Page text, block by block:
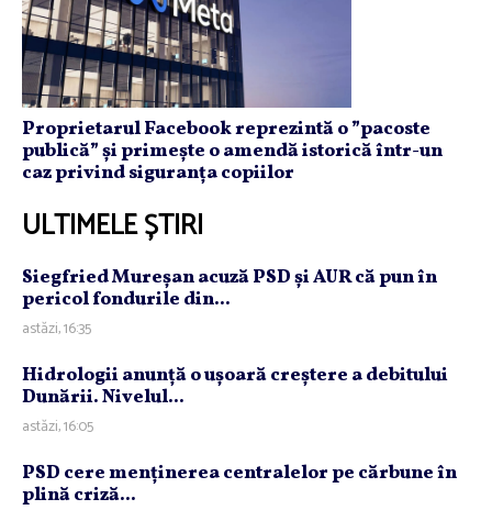
Proprietarul Facebook reprezintă o ”pacoste
publică” și primește o amendă istorică într-un
caz privind siguranța copiilor
ULTIMELE ȘTIRI
Siegfried Mureşan acuză PSD şi AUR că pun în
pericol fondurile din...
astăzi, 16:35
Hidrologii anunţă o uşoară creştere a debitului
Dunării. Nivelul...
astăzi, 16:05
PSD cere menţinerea centralelor pe cărbune în
plină criză...